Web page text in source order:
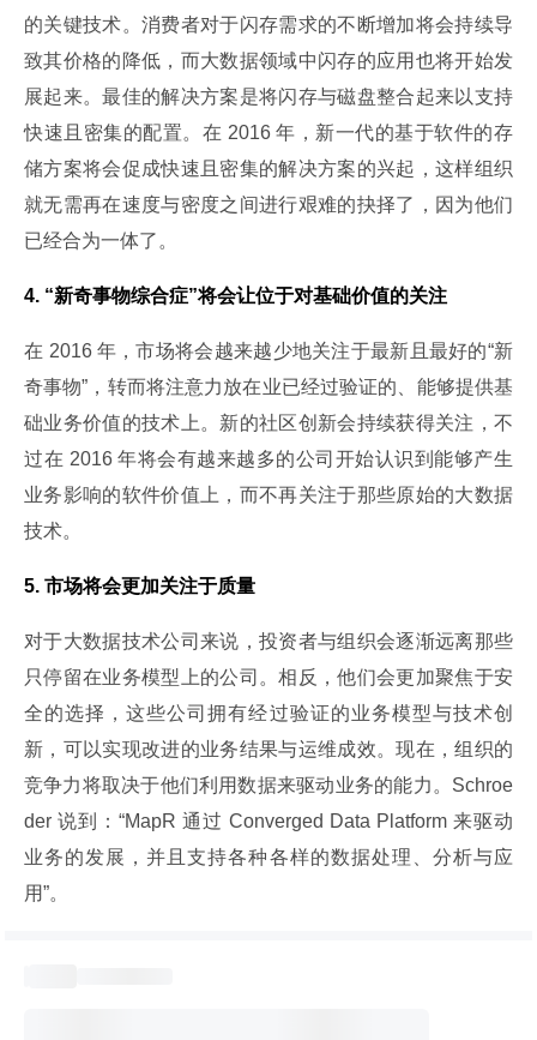
的关键技术。消费者对于闪存需求的不断增加将会持续导
致其价格的降低，而大数据领域中闪存的应用也将开始发
展起来。最佳的解决方案是将闪存与磁盘整合起来以支持
快速且密集的配置。在 2016 年，新一代的基于软件的存
储方案将会促成快速且密集的解决方案的兴起，这样组织
就无需再在速度与密度之间进行艰难的抉择了，因为他们
已经合为一体了。
4. “新奇事物综合症”将会让位于对基础价值的关注
在 2016 年，市场将会越来越少地关注于最新且最好的“新
奇事物”，转而将注意力放在业已经过验证的、能够提供基
础业务价值的技术上。新的社区创新会持续获得关注，不
过在 2016 年将会有越来越多的公司开始认识到能够产生
业务影响的软件价值上，而不再关注于那些原始的大数据
技术。
5. 市场将会更加关注于质量
对于大数据技术公司来说，投资者与组织会逐渐远离那些
只停留在业务模型上的公司。相反，他们会更加聚焦于安
全的选择，这些公司拥有经过验证的业务模型与技术创
新，可以实现改进的业务结果与运维成效。现在，组织的
竞争力将取决于他们利用数据来驱动业务的能力。Schroe
der 说到：“MapR 通过 Converged Data Platform 来驱动
业务的发展，并且支持各种各样的数据处理、分析与应
用”。